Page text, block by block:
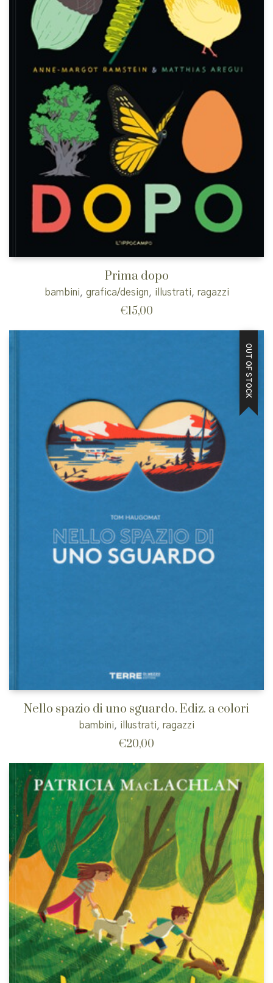
Prima dopo
bambini, grafica/design, illustrati, ragazzi
€15,00
OUT OF STOCK
Nello spazio di uno sguardo. Ediz. a colori
bambini, illustrati, ragazzi
€20,00